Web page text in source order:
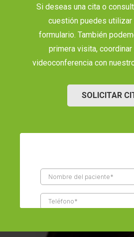
Si deseas una cita o
cuestión puedes
formulario. También
primera visita, coordinar
videoconferencia con
SOLICITAR